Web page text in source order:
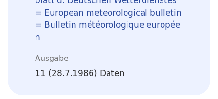
= European meteorological bulletin
= Bulletin météorologique europée
n
Ausgabe
11 (28.7.1986) Daten